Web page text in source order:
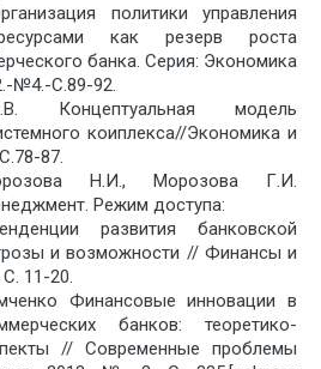
политики управления
как резерв роста
банка. Серия: Экономика
№4.-С.89-92.
Концептуальная модель
коиплекса//Экономика и
87.
Н.И., Морозова Г.И.
Режим доступа:
развития банковской
и возможности // Финансы и
11-20.
Финансовые инновации в
банков: теоретико-
// Современные проблемы